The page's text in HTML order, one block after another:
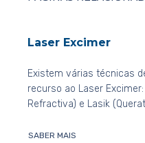
Laser Excimer
Existem várias técnicas
recurso ao Laser
Refractiva) e Lasik
SABER MAIS